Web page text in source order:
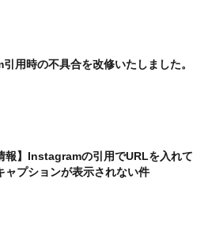
用時の不具合を改修いたしました。
報】Instagramの引用でURLを入れて
ャプションが表示されない件